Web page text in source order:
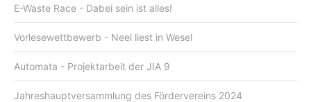
E-Waste Race - Dabei sein ist alles!
Vorlesewettbewerb - Neel liest in Wesel
Automata - Projektarbeit der JIA 9
Jahreshauptversammlung des Fördervereins 2024